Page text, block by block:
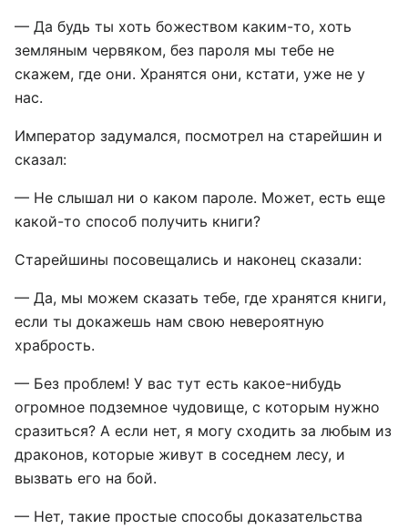
— Да будь ты хоть божеством каким-то, хоть
земляным червяком, без пароля мы тебе не
скажем, где они. Хранятся они, кстати, уже не у
нас.
Император задумался, посмотрел на старейшин и
сказал:
— Не слышал ни о каком пароле. Может, есть еще
какой-то способ получить книги?
Старейшины посовещались и наконец сказали:
— Да, мы можем сказать тебе, где хранятся книги,
если ты докажешь нам свою невероятную
храбрость.
— Без проблем! У вас тут есть какое-нибудь
огромное подземное чудовище, с которым нужно
сразиться? А если нет, я могу сходить за любым из
драконов, которые живут в соседнем лесу, и
вызвать его на бой.
— Нет, такие простые способы доказательства